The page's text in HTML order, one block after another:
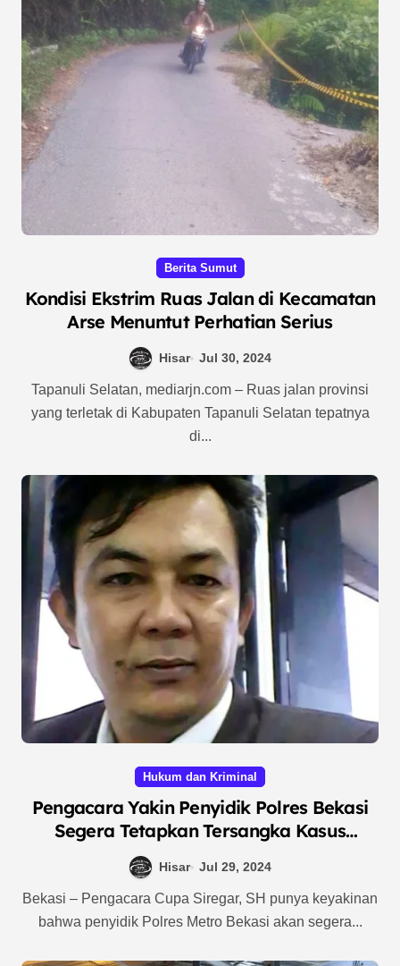
Berita Sumut
Kondisi Ekstrim Ruas Jalan di Kecamatan
Arse Menuntut Perhatian Serius
Hisar Jul 30, 2024
Tapanuli Selatan, mediarjn.com – Ruas jalan provinsi
yang terletak di Kabupaten Tapanuli Selatan tepatnya
di...
Hukum dan Kriminal
Pengacara Yakin Penyidik Polres Bekasi
Segera Tetapkan Tersangka Kasus
Pengancaman Keluarga Pirlen Sirait
Hisar Jul 29, 2024
Bekasi – Pengacara Cupa Siregar, SH punya keyakinan
bahwa penyidik Polres Metro Bekasi akan segera...